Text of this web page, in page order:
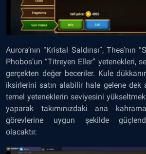
Aurora’nın “Kristal Saldırısı”, Thea’nın
Phobos’un “Titreyen Eller” yetenekleri,
gerçekten değer beceriler. Kule
iksirlerini satın alabilir hale gelene dek
temel yeteneklerin seviyesini
yaparak takımınızdaki ana
görevlerine uygun şekilde
olacaktır.